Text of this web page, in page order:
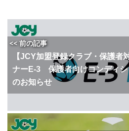
<< 前の記事
【JCY加盟登録クラブ・保護者
ナーE-3 保護者向けコンディシ
のお知らせ